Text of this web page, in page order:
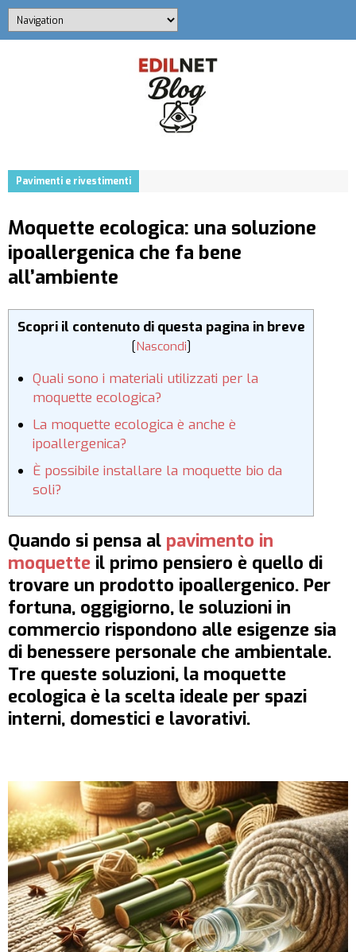
Pavimenti e rivestimenti
Moquette ecologica: una soluzione
ipoallergenica che fa bene
all’ambiente
Scopri il contenuto di questa pagina in breve
[Nascondi]
Quali sono i materiali utilizzati per la
moquette ecologica?
La moquette ecologica è anche è
ipoallergenica?
È possibile installare la moquette bio da
soli?
Quando si pensa al pavimento in
moquette il primo pensiero è quello di
trovare un prodotto ipoallergenico. Per
fortuna, oggigiorno, le soluzioni in
commercio rispondono alle esigenze sia
di benessere personale che ambientale.
Tre queste soluzioni, la moquette
ecologica è la scelta ideale per spazi
interni, domestici e lavorativi.